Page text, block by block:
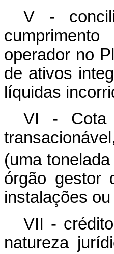
V -
operador no
de ativos
líquidas
VI - Cota
(uma
órgão gestor
instalações
VII -
natureza